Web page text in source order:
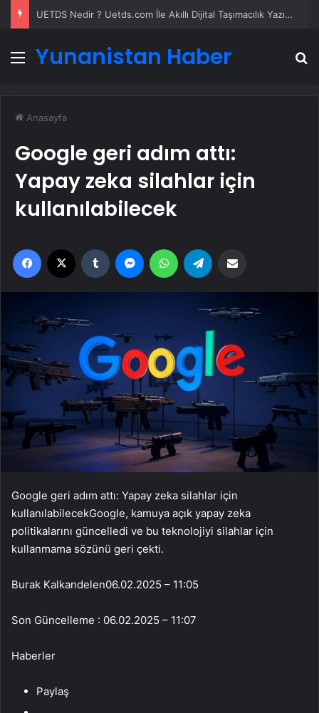
UETDS Nedir ? Uetds.com İle Akıllı Dijital Taşımacılık Yazılımı
Menü
Yunanistan Haber
Anasayfa
Google geri adım attı:
Yapay zeka silahlar için
kullanılabilecek
Facebook Tumblr MessengerWhatsApp
Google geri adım attı: Yapay zeka silahlar için
kullanılabilecekGoogle, kamuya açık yapay zeka
politikalarını güncelledi ve bu teknolojiyi silahlar için
kullanmama sözünü geri çekti.
Burak Kalkandelen06.02.2025 – 11:05
Son Güncelleme : 06.02.2025 – 11:07
Haberler
Paylaş